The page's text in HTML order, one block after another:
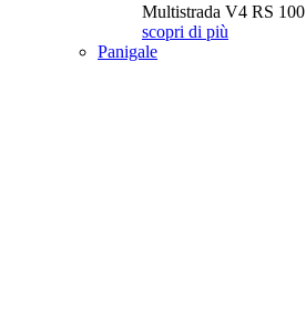
Multistrada V4 RS 100
scopri di più
Panigale